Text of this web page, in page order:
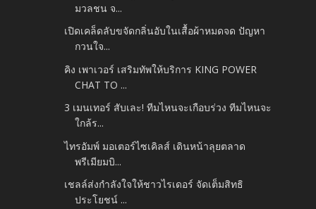
มวลชน จ...
เปิดเคล็ดลับขจัดกลิ่นอับในเสื้อผ้าหมดจด ปัญหา
กวนใจ...
คิง เพาเวอร์ เสริมทัพให้บริการ KING POWER
CHAT TO ...
3 เมนเทอร์ สับเละ! ทีมไหนจะเกือบร่วง ทีมไหนจะ
ใกล้ร...
ไทรอัมพ์ มอเตอร์ไซเคิลส์ เดินหน้าลุยตลาด
พรีเมียมบิ...
เชลล์ส่งกำลังใจให้ชาวไรเดอร์ จัดเต็มสิทธิ
ประโยชน์ ...